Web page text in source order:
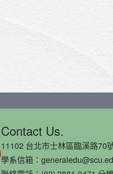
Contact Us.
11102 台北市士林區臨溪路70
學系信箱：